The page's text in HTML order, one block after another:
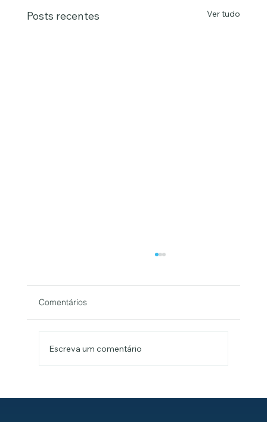
Posts recentes Ver tudo
Comentários
Escreva um comentário